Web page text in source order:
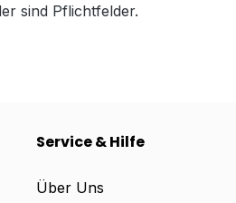
sind Pflichtfelder.
Service & Hilfe
Über Uns